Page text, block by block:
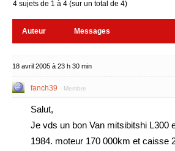
4 sujets de 1 à 4 (sur un total de 4)
Auteur Messages
18 avril 2005 à 23 h 30 min
fanch39 Membre
Salut,
Je vds un bon Van mitsibitshi L300
1984. moteur 170 000km et caisse